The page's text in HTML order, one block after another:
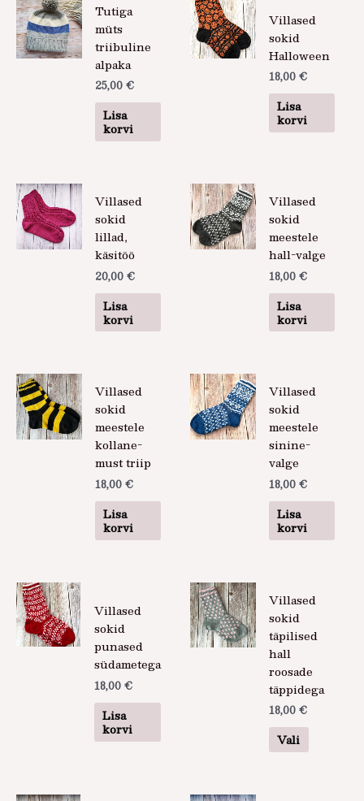
Tutiga
müts
triibuline
alpaka
25,00 €
Lisa
korvi
Villased
sokid
Halloween
18,00 €
Lisa
korvi
Villased
sokid
lillad,
käsitöö
20,00 €
Lisa
korvi
Villased
sokid
meestele
hall-valge
18,00 €
Lisa
korvi
Villased
sokid
meestele
kollane-
must triip
18,00 €
Lisa
korvi
Villased
sokid
meestele
sinine-
valge
18,00 €
Lisa
korvi
Villased
sokid
punased
südametega
18,00 €
Lisa
korvi
Villased
sokid
täpilised
hall
roosade
täppidega
18,00 €
Vali
tootel
mitu
Valikuid
saab